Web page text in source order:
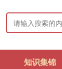
知识集锦